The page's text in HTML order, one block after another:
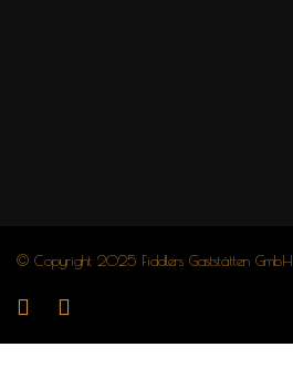
© Copyright 2025 Fiddlers Gaststätten GmbH